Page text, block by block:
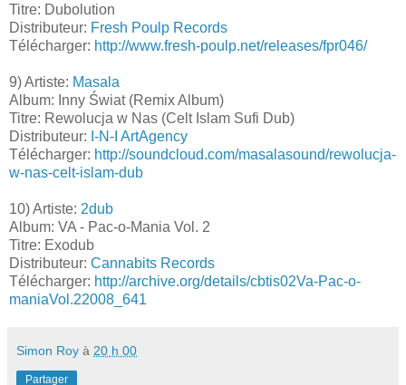
Titre: Dubolution
Distributeur: Fresh Poulp Records
Télécharger: http://www.fresh-poulp.net/releases/fpr046/
9) Artiste: Masala
Album: Inny Świat (Remix Album)
Titre: Rewolucja w Nas (Celt Islam Sufi Dub)
Distributeur: I-N-I ArtAgency
Télécharger: http://soundcloud.com/masalasound/rewolucja-
w-nas-celt-islam-dub
10) Artiste: 2dub
Album: VA - Pac-o-Mania Vol. 2
Titre: Exodub
Distributeur: Cannabits Records
Télécharger: http://archive.org/details/cbtis02Va-Pac-o-
maniaVol.22008_641
Simon Roy à 20 h 00
Partager